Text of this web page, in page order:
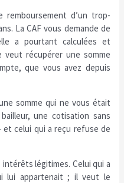
remboursement d’un trop-
La CAF vous demande de
a pourtant calculées et
veut récupérer une somme
que vous avez depuis
somme qui ne vous était
une cotisation sans
celui qui a reçu refuse de
légitimes. Celui qui a
lui appartenait ; il veut le